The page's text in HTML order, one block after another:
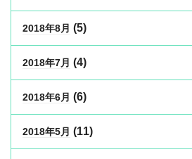
2018年8月 (5)
2018年7月 (4)
2018年6月 (6)
2018年5月 (11)